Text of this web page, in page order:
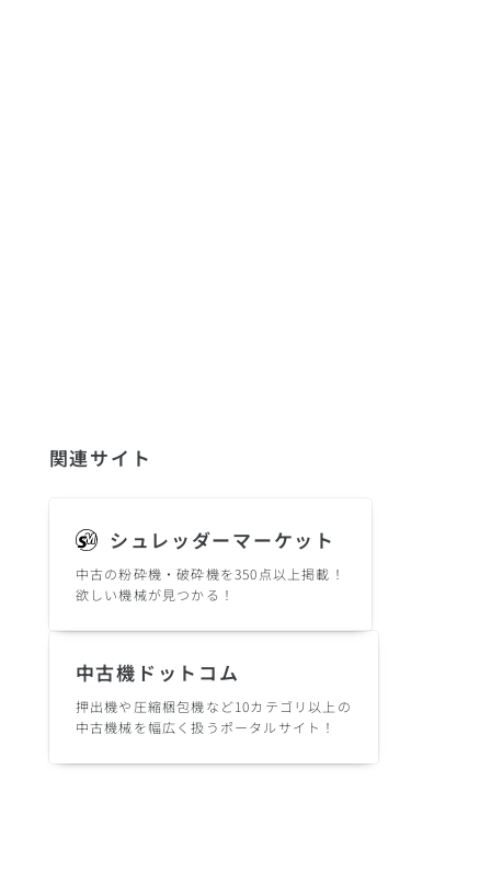
関連サイト
シュレッダーマーケット
中古の粉砕機・破砕機を350点以上掲載！
欲しい機械が見つかる！
中古機ドットコム
押出機や圧縮梱包機など10カテゴリ以上の
中古機械を幅広く扱うポータルサイト！